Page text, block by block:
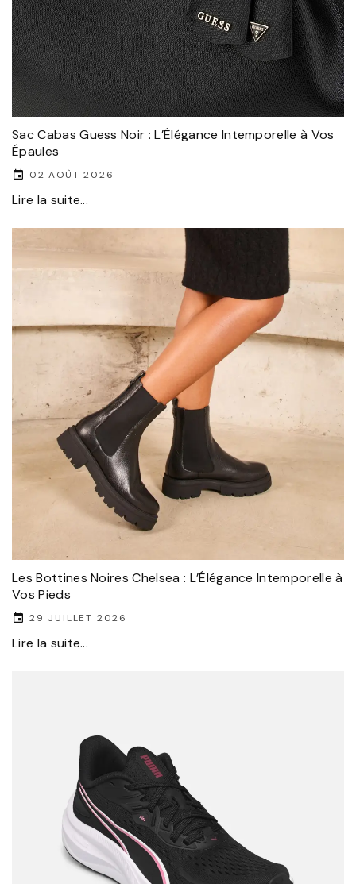
Sac Cabas Guess Noir : L’Élégance Intemporelle à Vos
Épaules
02 AOÛT 2026
Lire la suite...
Les Bottines Noires Chelsea : L’Élégance Intemporelle à
Vos Pieds
29 JUILLET 2026
Lire la suite...